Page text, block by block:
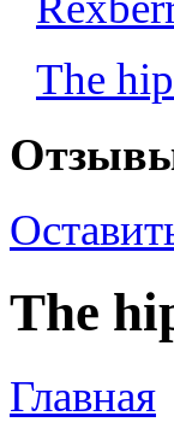
The
The
Главная